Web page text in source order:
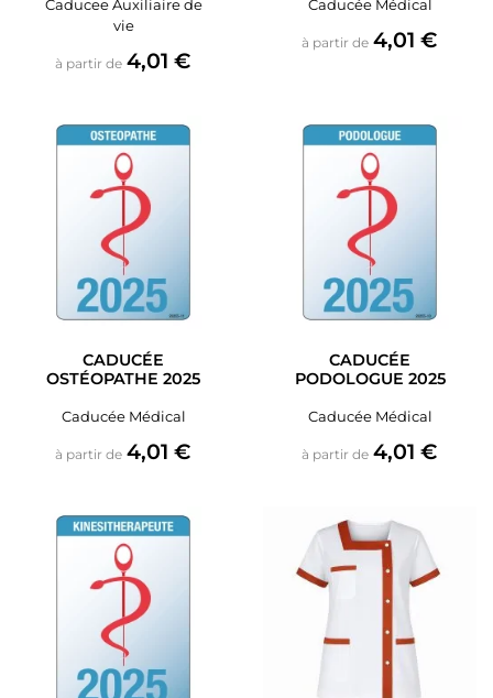
Caducee Auxiliaire de
vie
à partir de Prix
4,01 €
Caducée Médical
à partir de Prix
4,01 €
CADUCÉE
OSTÉOPATHE 2025
Caducée Médical
à partir de Prix
4,01 €
CADUCÉE
PODOLOGUE 2025
Caducée Médical
à partir de Prix
4,01 €